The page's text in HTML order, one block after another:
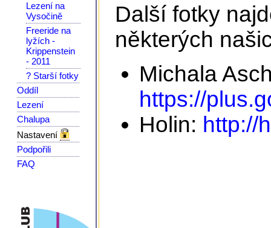
Lezení na
Vysočině
Freeride na
lyžích -
Krippenstein
- 2011
? Starší fotky
Oddíl
Lezení
Chalupa
Nastavení
Podpořili
FAQ
Další fotky
některých
Michala
https://
Holin: http://